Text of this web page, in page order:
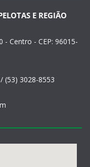
E REGIÃO
- Centro - CEP: 96015-
(53) 3028-8553